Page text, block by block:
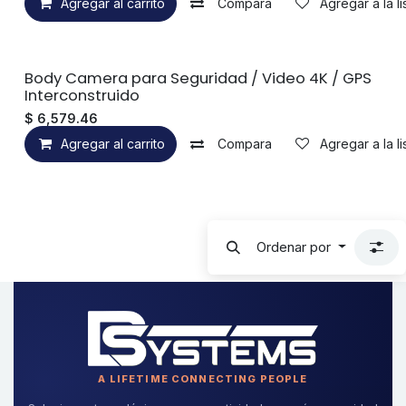
Agregar al carrito Compara Agregar a la
Body Camera para Seguridad / Video 4K / GPS
Interconstruido
$ 6,579.46
Agregar al carrito
Compara Agregar a la
Ordenar por
A LIFETIME CONNECTING PEOPLE